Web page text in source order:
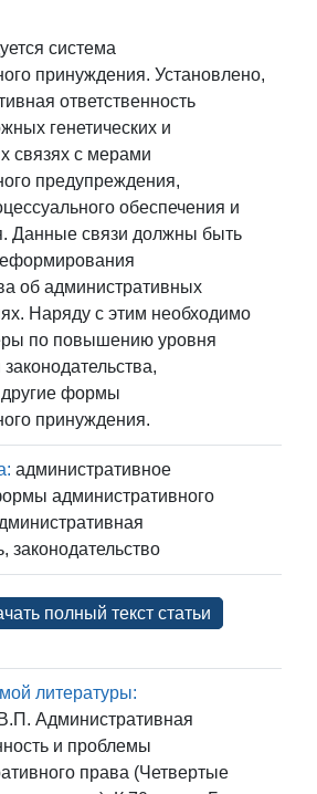
система
принуждения. Установлено,
ответственность
генетических и
связях с мерами
предупреждения,
обеспечения и
Данные связи должны быть
об административных
Наряду с этим необходимо
по повышению уровня
формы
принуждения.
административное
административного
законодательство
полный текст статьи
литературы:
Административная
и проблемы
права (Четвертые